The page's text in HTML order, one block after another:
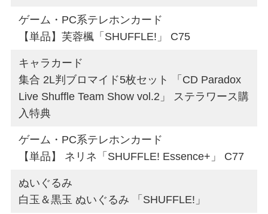
ゲーム・PC系テレホンカード
【単品】芙蓉楓「SHUFFLE!」 C75
キャラカード
集合 2L判ブロマイド5枚セット 「CD Paradox
Live Shuffle Team Show vol.2」 ステラワース購
入特典
ゲーム・PC系テレホンカード
【単品】 ネリネ「SHUFFLE! Essence+」 C77
ぬいぐるみ
白玉＆黒玉 ぬいぐるみ 「SHUFFLE!」